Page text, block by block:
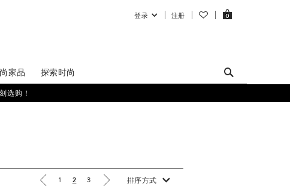
排序方式
LOEWE